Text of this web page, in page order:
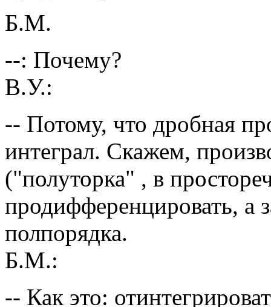
Б.М.
--: Почему?
В.У.:
-- Потому, что дробная
интеграл. Скажем,
("полуторка" , в
продифференцировать, а
полпорядка.
Б.М.:
-- Как это: